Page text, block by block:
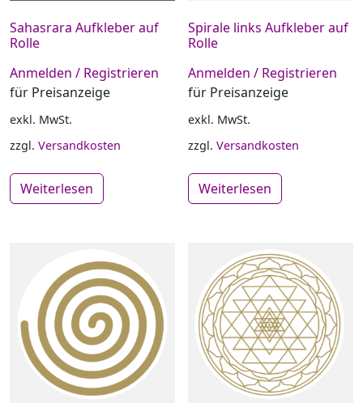
Sahasrara Aufkleber auf
Rolle
Anmelden / Registrieren
für Preisanzeige
exkl. MwSt.
zzgl. Versandkosten
Weiterlesen
Spirale links Aufkleber auf
Rolle
Anmelden / Registrieren
für Preisanzeige
exkl. MwSt.
zzgl.Versandkosten
Weiterlesen